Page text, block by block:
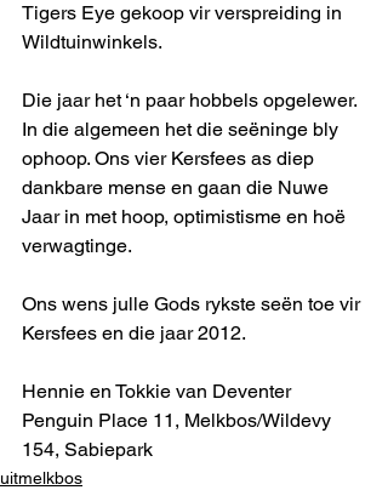
Tigers Eye gekoop vir verspreiding in
Wildtuinwinkels.
Die jaar het ‘n paar hobbels opgelewer.
In die algemeen het die seëninge bly
ophoop. Ons vier Kersfees as diep
dankbare mense en gaan die Nuwe
Jaar in met hoop, optimistisme en hoë
verwagtinge.
Ons wens julle Gods rykste seën toe vir
Kersfees en die jaar 2012.
Hennie en Tokkie van Deventer
Penguin Place 11, Melkbos/Wildevy
154, Sabiepark
uitmelkbos